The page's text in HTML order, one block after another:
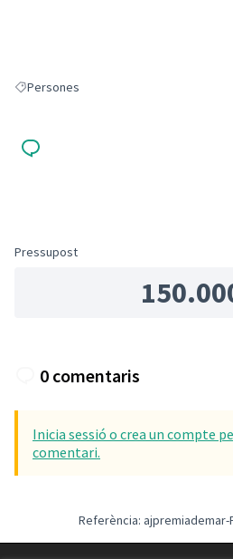
Resultats en filtrar per: Persones
Persones
Pressupost
0 comentaris
Inicia sessió o crea un compte
comentari.
Referència: ajpremiademar-